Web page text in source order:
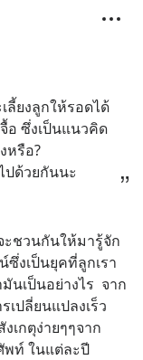
ลี้ยงลูกให้รอดได้
ซึ่งเป็นแนวคิด
หรือ?
ปด้วยกันนะ
ะชวนกันให้มารู้จัก
งเป็นยุคที่ลูกเรา
นเป็นอย่างไร  จาก
ปลี่ยนแปลงเร็ว
เกตุง่ายๆๆจาก
พท์ ในแต่ละปี